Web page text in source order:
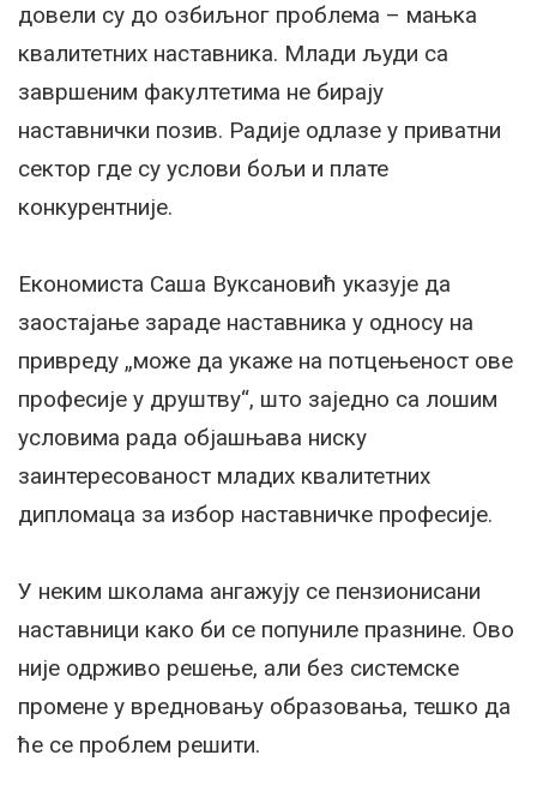
довели су до озбиљног проблема – мањка
квалитетних наставника. Млади људи са
завршеним факултетима не бирају
наставнички позив. Радије одлазе у приватни
сектор где су услови бољи и плате
конкурентније.
Економиста Саша Вуксановић указује да
заостајање зараде наставника у односу на
привреду „може да укаже на потцењеност ове
професије у друштву“, што заједно са лошим
условима рада објашњава ниску
заинтересованост младих квалитетних
дипломаца за избор наставничке професије.
У неким школама ангажују се пензионисани
наставници како би се попуниле празнине. Ово
није одрживо решење, али без системске
промене у вредновању образовања, тешко да
ће се проблем решити.